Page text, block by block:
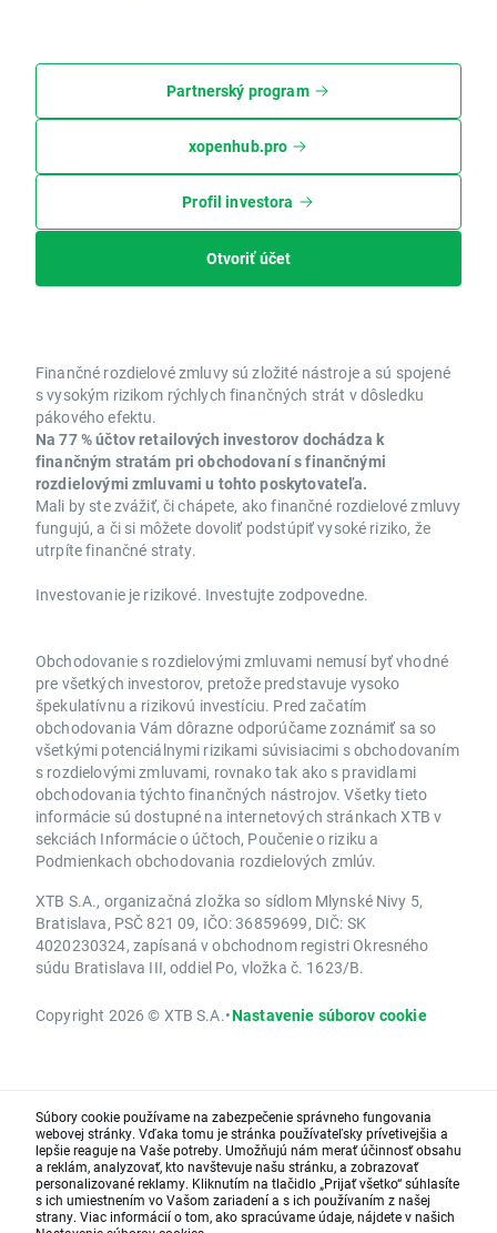
Partnerský program
xopenhub.pro
Profil investora
Otvoriť účet
Finančné rozdielové zmluvy sú zložité nástroje a sú spojené
s vysokým rizikom rýchlych finančných strát v dôsledku
pákového efektu.
Na 77 % účtov retailových investorov dochádza k
finančným stratám pri obchodovaní s finančnými
rozdielovými zmluvami u tohto poskytovateľa.
Mali by ste zvážiť, či chápete, ako finančné rozdielové zmluvy
fungujú, a či si môžete dovoliť podstúpiť vysoké riziko, že
utrpíte finančné straty.
Investovanie je rizikové. Investujte zodpovedne.
Obchodovanie s rozdielovými zmluvami nemusí byť vhodné
pre všetkých investorov, pretože predstavuje vysoko
špekulatívnu a rizikovú investíciu. Pred začatím
obchodovania Vám dôrazne odporúčame zoznámiť sa so
všetkými potenciálnymi rizikami súvisiacimi s obchodovaním
s rozdielovými zmluvami, rovnako tak ako s pravidlami
obchodovania týchto finančných nástrojov. Všetky tieto
informácie sú dostupné na internetových stránkach XTB v
sekciách Informácie o účtoch, Poučenie o riziku a
Podmienkach obchodovania rozdielových zmlúv.
XTB S.A., organizačná zložka so sídlom Mlynské Nivy 5,
Bratislava, PSČ 821 09, IČO: 36859699, DIČ: SK
4020230324, zapísaná v obchodnom registri Okresného
súdu Bratislava III, oddiel Po, vložka č. 1623/B.
Copyright 2026 © XTB S.A.•Nastavenie súborov cookie
Súbory cookie používame na zabezpečenie správneho fungovania
webovej stránky. Vďaka tomu je stránka používateľsky prívetivejšia a
lepšie reaguje na Vaše potreby. Umožňujú nám merať účinnosť obsahu
a reklám, analyzovať, kto navštevuje našu stránku, a zobrazovať
personalizované reklamy. Kliknutím na tlačidlo „Prijať všetko“ súhlasíte
s ich umiestnením vo Vašom zariadení a s ich používaním z našej
strany. Viac informácií o tom, ako spracúvame údaje, nájdete v našich